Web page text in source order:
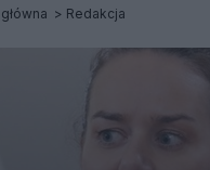
Redakcja